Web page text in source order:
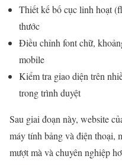
Thiết kế bố cục linh hoạt
thước
Điều chỉnh font chữ,
mobile
Kiểm tra giao diện trên
trong trình duyệt
Sau giai đoạn này, website
máy tính bảng và điện thoại,
mượt mà và chuyên nghiệp